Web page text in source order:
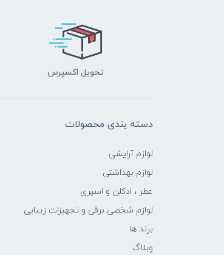
تحویل اکسپرس
دسته بندی محصولات
لوازم آرایشی
لوازم بهداشتی
عطر ، ادکلن و اسپری
لوازم شخصی برقی و تجهیزات زیبایی
برند ها
وبلاگ